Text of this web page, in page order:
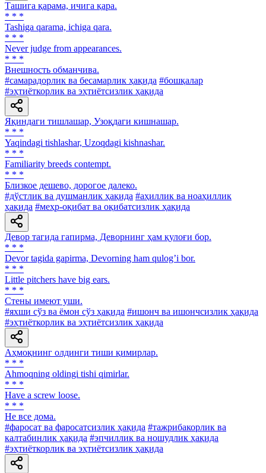
Ташига қарама, ичига қара.
* * *
Tashiga qarama, ichiga qara.
* * *
Never judge from appearances.
* * *
Внешность обманчива.
#самарадорлик ва бесамарлик ҳақида #бошқалар
#эҳтиёткорлик ва эҳтиётсизлик ҳақида
Яқиндаги тишлашар, Узоқдаги кишнашар.
* * *
Yaqindagi tishlashar, Uzoqdagi kishnashar.
* * *
Familiarity breeds contempt.
* * *
Близкое дешево, дорогое далеко.
#дўстлик ва душманлик ҳақида #аҳиллик ва ноаҳиллик
ҳақида #меҳр-оқибат ва оқибатсизлик ҳақида
Девор тагида гапирма, Деворнинг ҳам қулоғи бор.
* * *
Devor tagida gapirma, Devorning ham qulogʼi bor.
* * *
Little pitchers have big ears.
* * *
Стены имеют уши.
#яхши сўз ва ёмон сўз ҳақида #ишонч ва ишончсизлик ҳақида
#эҳтиёткорлик ва эҳтиётсизлик ҳақида
Аҳмоқнинг олдинги тиши қимирлар.
* * *
Ahmoqning oldingi tishi qimirlar.
* * *
Have a screw loose.
* * *
He все дома.
#фаросат ва фаросатсизлик ҳақида #тажрибакорлик ва
калтабинлик ҳақида #эпчиллик ва ношудлик ҳақида
#эҳтиёткорлик ва эҳтиётсизлик ҳақида